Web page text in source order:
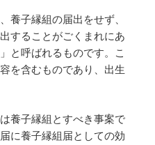
養子縁組の届出をせず、
することがごくまれにあ
と呼ばれるものです。こ
を含むものであり、出生
養子縁組とすべき事案で
に養子縁組届としての効